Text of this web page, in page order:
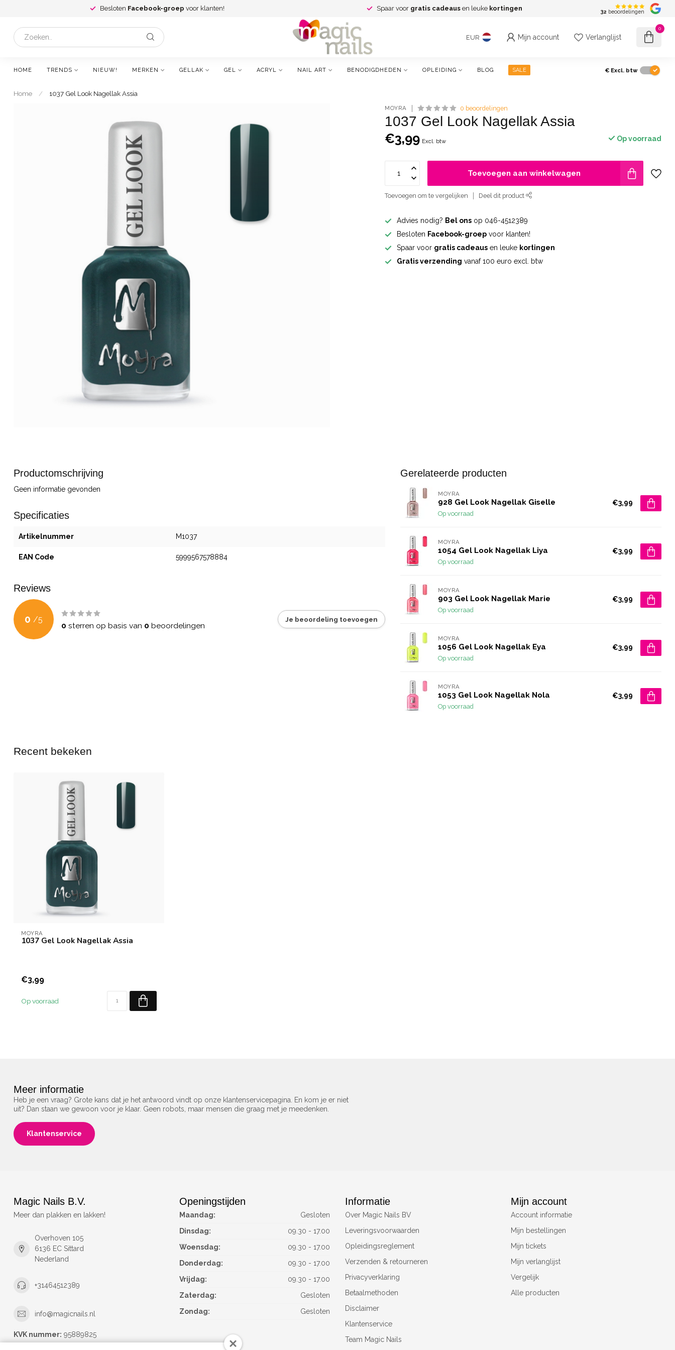
Besloten Facebook-groep voor klanten! Spaar voor gratis cadeaus en leuke kortingen 32 beoordelingen
EUR Mijn account Verlanglijst
0
HOME TRENDS NIEUW! MERKEN GELLAK GEL ACRYL NAIL ART BENODIGDHEDEN OPLEIDING BLOG SALE € Excl. btw
Home / 1037 Gel Look Nagellak Assia
MOYRA 0 beoordelingen
1037 Gel Look Nagellak Assia
€3,99 Excl. btw Op voorraad
Toevoegen aan winkelwagen
Toevoegen om te vergelijken Deel dit product
Advies nodig? Bel ons op 046-4512389
Besloten Facebook-groep voor klanten!
Spaar voor gratis cadeaus en leuke kortingen
Gratis verzending vanaf 100 euro excl. btw
Productomschrijving
Geen informatie gevonden
Specificaties
Artikelnummer M1037
EAN Code 5999567578884
Reviews
0 /5
0 sterren op basis van 0 beoordelingen
Je beoordeling toevoegen
Gerelateerde producten
MOYRA
928 Gel Look Nagellak Giselle
Op voorraad
€3,99
MOYRA
1054 Gel Look Nagellak Liya
Op voorraad
€3,99
MOYRA
903 Gel Look Nagellak Marie
Op voorraad
€3,99
MOYRA
1056 Gel Look Nagellak Eya
Op voorraad
€3,99
MOYRA
1053 Gel Look Nagellak Nola
Op voorraad
€3,99
Recent bekeken
MOYRA
1037 Gel Look Nagellak Assia
€3,99
Op voorraad
Meer informatie
Heb je een vraag? Grote kans dat je het antwoord vindt op onze klantenservicepagina. En kom je er niet
uit? Dan staan we gewoon voor je klaar. Geen robots, maar mensen die graag met je meedenken.
Klantenservice
Magic Nails B.V.
Meer dan plakken en lakken!
Overhoven 105
6136 EC Sittard
Nederland
+31464512389
info@magicnails.nl
KVK nummer: 95889825
Openingstijden
Maandag:
Gesloten
Dinsdag:
09.30 - 17.00
Woensdag:
09.30 - 17.00
Donderdag:
09.30 - 17.00
Vrijdag:
09.30 - 17.00
Zaterdag:
Gesloten
Zondag:
Gesloten
Informatie
Over Magic Nails BV
Leveringsvoorwaarden
Opleidingsreglement
Verzenden & retourneren
Privacyverklaring
Betaalmethoden
Disclaimer
Klantenservice
Team Magic Nails
Mijn account
Account informatie
Mijn bestellingen
Mijn tickets
Mijn verlanglijst
Vergelijk
Alle producten